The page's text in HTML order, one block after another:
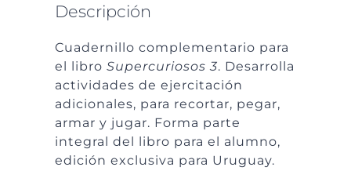
Descripción
Cuadernillo complementario para
el libro Supercuriosos 3. Desarrolla
actividades de ejercitación
adicionales, para recortar, pegar,
armar y jugar. Forma parte
integral del libro para el alumno,
edición exclusiva para Uruguay.